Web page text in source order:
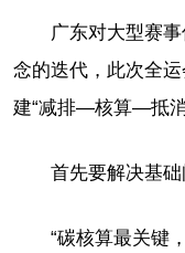
广东对大型赛
念的迭代，此次全
建“减排—核算—抵消
首先要解决基
“碳核算最关键